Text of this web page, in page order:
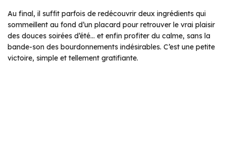
Au final, il suffit parfois de redécouvrir deux ingrédients qui
sommeillent au fond d’un placard pour retrouver le vrai plaisir
des douces soirées d’été… et enfin profiter du calme, sans la
bande-son des bourdonnements indésirables. C’est une petite
victoire, simple et tellement gratifiante.